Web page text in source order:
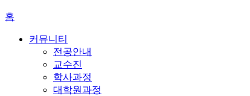
홈
커뮤니티
전공안내
교수진
학사과정
대학원과정